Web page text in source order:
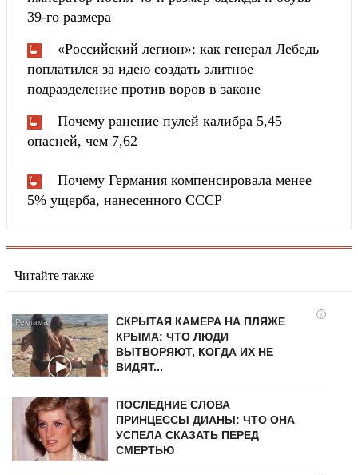
39-го размера
«Российский легион»: как генерал Лебедь
поплатился за идею создать элитное
подразделение против воров в законе
Почему ранение пулей калибра 5,45
опасней, чем 7,62
Почему Германия компенсировала менее
5% ущерба, нанесенного СССР
Читайте также
i
СКРЫТАЯ КАМЕРА НА ПЛЯЖЕ
КРЫМА: ЧТО ЛЮДИ
ВЫТВОРЯЮТ, КОГДА ИХ НЕ
ВИДЯТ...
ПОСЛЕДНИЕ СЛОВА
ПРИНЦЕССЫ ДИАНЫ: ЧТО ОНА
УСПЕЛА СКАЗАТЬ ПЕРЕД
СМЕРТЬЮ